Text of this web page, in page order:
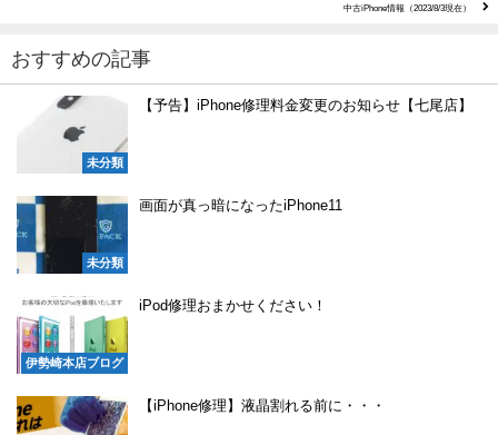
中古iPhone情報（2023/8/3現在）
おすすめの記事
未分類
【予告】iPhone修理料金変更のお知らせ【七尾店】
未分類
画面が真っ暗になったiPhone11
伊勢崎本店ブログ
iPod修理おまかせください！
【iPhone修理】液晶割れる前に・・・